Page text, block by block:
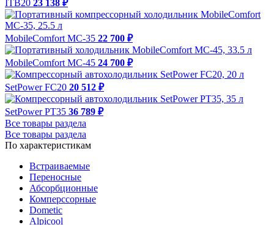
ITB20 23 138 ₽
MobileComfort MC-35 22 700 ₽
MobileComfort MC-45 24 700 ₽
SetPower FC20 20 512 ₽
SetPower PT35 36 789 ₽
Все товары раздела
Все товары раздела
По характеристикам
Встраиваемые
Переносные
Абсорбционные
Комперссорные
Dometic
Alpicool